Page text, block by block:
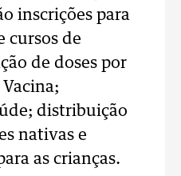
inscrições para
cursos de
de doses por
distribuição
nativas e
as crianças.